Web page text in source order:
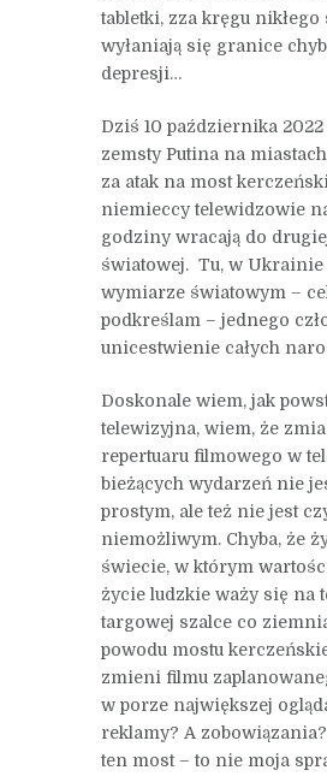
tabletki, zza kręgu nikłego
wyłaniają się granice
depresji…
Dziś 10 października
zemsty Putina na
za atak na most
niemieccy telewidzowie
godziny wracają do
światowej. Tu, w Ukrainie
wymiarze światowym –
podkreślam – jednego
unicestwienie całych
Doskonale wiem, jak
telewizyjna, wiem, że
repertuaru filmowego w
bieżących wydarzeń nie
prostym, ale też nie jest
niemożliwym. Chyba, że
świecie, w którym
życie ludzkie waży się na
targowej szalce co
powodu mostu
zmieni filmu
w porze największej
reklamy? A
ten most – to nie moja